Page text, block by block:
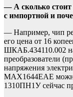
— А сколько стоит
с импортной и
— Например, чип
его цена от 16
ШКАБ.434110.002
преобразователи
напряжения
MAX1644EAE
1310ПН1У сейчас